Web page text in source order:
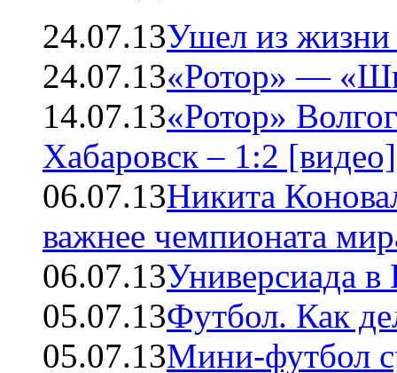
24.07.13Ушел из жизни
24.07.13«Ротор» —
14.07.13«Ротор»
Хабаровск – 1:2 [видео]
06.07.13Никита
важнее чемпионата
06.07.13Универсиада
05.07.13Футбол. Как
05.07.13Мини-футбол